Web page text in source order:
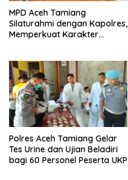
MPD Aceh Tamiang
Silaturahmi dengan Kapolres,
Memperkuat Karakter
Polres Aceh Tamiang Gelar
Tes Urine dan Ujian Beladiri
bagi 60 Personel Peserta UKP